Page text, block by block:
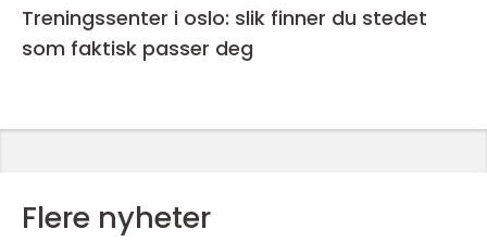
Treningssenter i oslo: slik finner du stedet
som faktisk passer deg
Flere nyheter